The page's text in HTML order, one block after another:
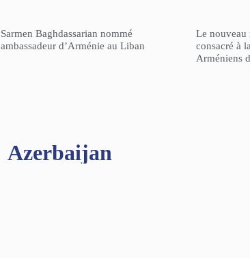
Sarmen Baghdassarian nommé
ambassadeur d’Arménie au Liban
Le nouveau
consacré à
Arméniens
Azerbaijan